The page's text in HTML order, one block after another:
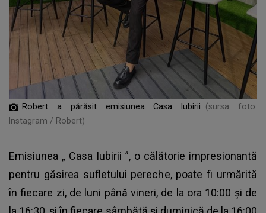
Robert a părăsit emisiunea Casa Iubirii
(sursa foto:
Instagram / Robert)
Emisiunea „ Casa Iubirii ”, o călătorie impresionantă
pentru găsirea sufletului pereche, poate fi urmărită
în fiecare zi, de luni până vineri, de la ora 10:00 și de